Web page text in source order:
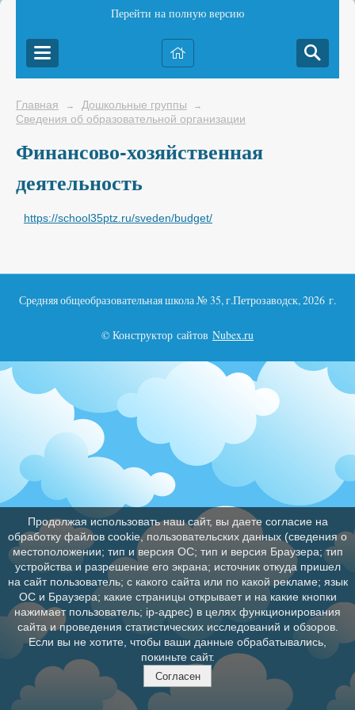
Перейти на полную версию
Главная → Дошкольные группы →
Сведения об образовательной организации
Финансово-хозяйственная
деятельность
https://school35ptz.ru/sveden/budget/
Средняя общеобразовательная школа № 35, г.Петрозаводск, 2026 г.
© Конструктор сайтов Nubex.ru
Продолжая использовать наш сайт, вы даете согласие на
обработку файлов cookie, пользовательских данных (сведения о
местоположении; тип и версия ОС; тип и версия Браузера; тип
устройства и разрешение его экрана; источник откуда пришел
на сайт пользователь; с какого сайта или по какой рекламе; язык
ОС и Браузера; какие страницы открывает и на какие кнопки
нажимает пользователь; ip-адрес) в целях функционирования
сайта и проведения статистических исследований и обзоров.
Если вы не хотите, чтобы ваши данные обрабатывались,
покиньте сайт.
Согласен